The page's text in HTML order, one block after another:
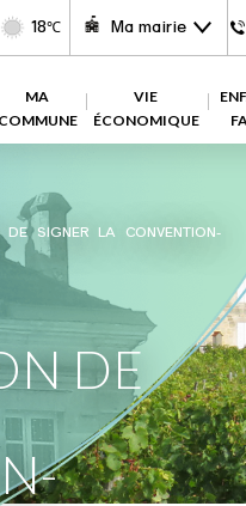
18℃ Ma mairie
MA
COMMUNE
VIE
ÉCONOMIQUE
SIGNER LA CONVENTION-
DE